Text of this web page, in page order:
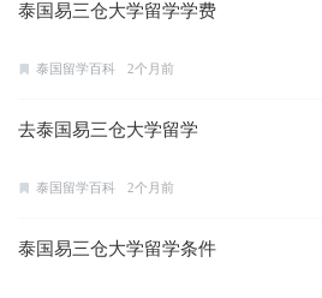
泰国易三仓大学留学学费
泰国留学百科 2个月前
去泰国易三仓大学留学
泰国留学百科 2个月前
泰国易三仓大学留学条件